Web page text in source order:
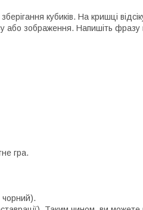
кубиків. На кришці
або зображення. Напишіть фразу
гра.
чорний).